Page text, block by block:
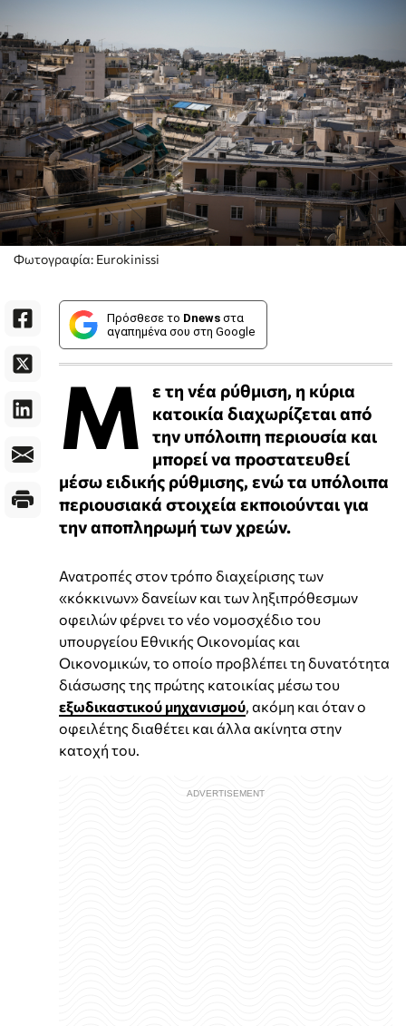
Φωτογραφία: Eurokinissi
Πρόσθεσε το Dnews στα
αγαπημένα σου στη Google
Μ
ε τη νέα ρύθμιση, η κύρια
κατοικία διαχωρίζεται από
την υπόλοιπη περιουσία και
μπορεί να προστατευθεί
μέσω ειδικής ρύθμισης, ενώ τα υπόλοιπα
περιουσιακά στοιχεία εκποιούνται για
την αποπληρωμή των χρεών.
Ανατροπές στον τρόπο διαχείρισης των
«κόκκινων» δανείων και των ληξιπρόθεσμων
οφειλών φέρνει το νέο νομοσχέδιο του
υπουργείου Εθνικής Οικονομίας και
Οικονομικών, το οποίο προβλέπει τη δυνατότητα
διάσωσης της πρώτης κατοικίας μέσω του
εξωδικαστικού μηχανισμού , ακόμη και όταν ο
οφειλέτης διαθέτει και άλλα ακίνητα στην
κατοχή του.